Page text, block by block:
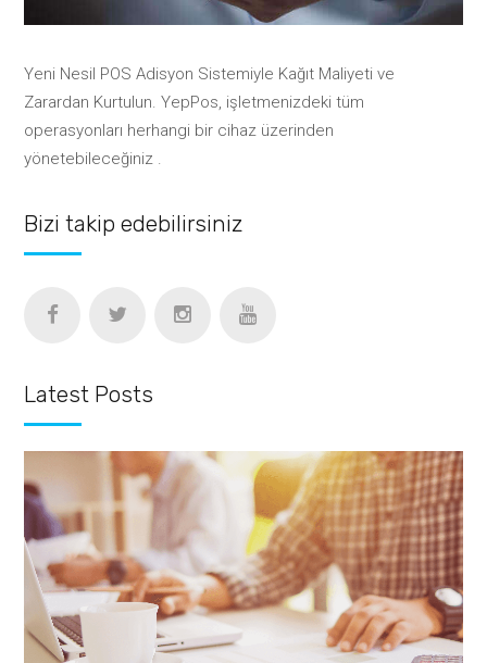
Yeni Nesil POS Adisyon Sistemiyle Kağıt Maliyeti ve
Zarardan Kurtulun. YepPos, işletmenizdeki tüm
operasyonları herhangi bir cihaz üzerinden
yönetebileceğiniz .
Bizi takip edebilirsiniz
Latest Posts